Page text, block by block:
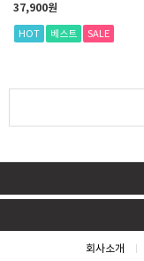
37,900원
HOT 베스트 SALE
회사소개